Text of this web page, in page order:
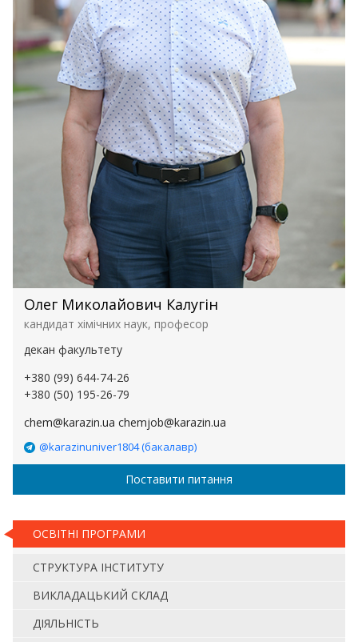
Олег Миколайович Калугін
кандидат хімічних наук, професор
декан факультету
+380 (99) 644-74-26
+380 (50) 195-26-79
chem@karazin.ua chemjob@karazin.ua
@karazinuniver1804 (бакалавр)
Поставити питання
ОСВІТНІ ПРОГРАМИ
СТРУКТУРА ІНСТИТУТУ
ВИКЛАДАЦЬКИЙ СКЛАД
ДІЯЛЬНІСТЬ